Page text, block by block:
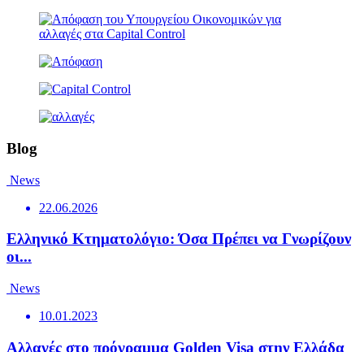
Blog
News
22.06.2026
Ελληνικό Κτηματολόγιο: Όσα Πρέπει να Γνωρίζουν
οι...
News
10.01.2023
Αλλαγές στο πρόγραμμα Golden Visa στην Ελλάδα